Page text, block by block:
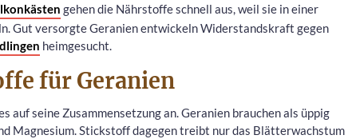
gehen die Nährstoffe schnell aus, weil sie in einer
Gut versorgte Geranien entwickeln Widerstandskraft gegen
heimgesucht.
für Geranien
auf seine Zusammensetzung an. Geranien brauchen als üppig
Magnesium. Stickstoff dagegen treibt nur das Blätterwachstum